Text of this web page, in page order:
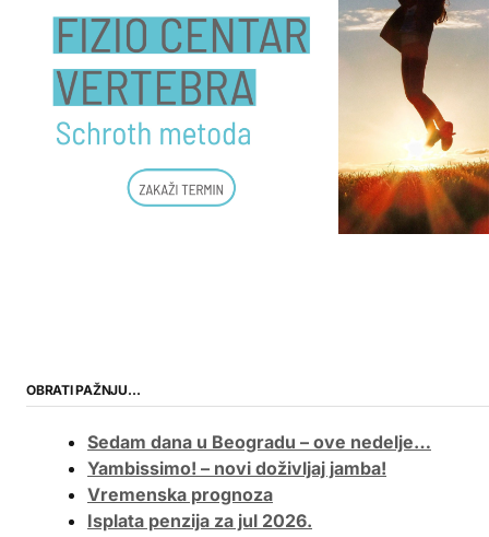
OBRATI PAŽNJU…
Sedam dana u Beogradu – ove nedelje…
Yambissimo! – novi doživljaj jamba!
Vremenska prognoza
Isplata penzija za jul 2026.